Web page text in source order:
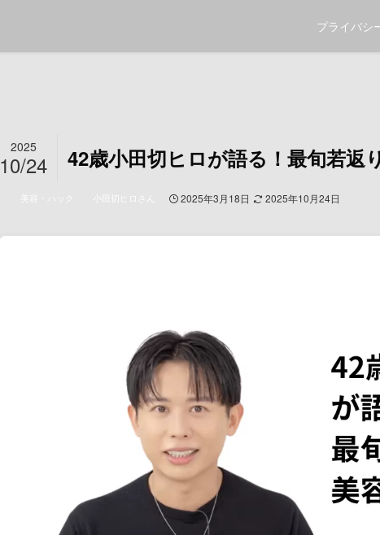
プライバシ
42歳小田切ヒロが語る！最旬若返
2025
10/24
美容・ハック 小田切ヒロさん 2025年3月18日 2025年10月24日